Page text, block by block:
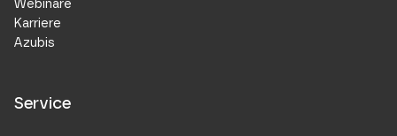
Webinare
Karriere
Azubis
Service